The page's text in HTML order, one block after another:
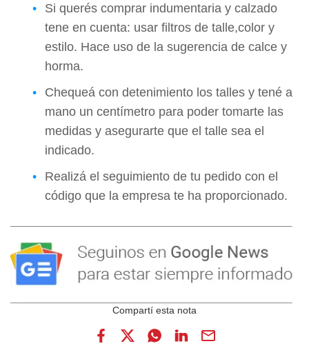
Si querés comprar indumentaria y calzado
tene en cuenta: usar filtros de talle,color y
estilo. Hace uso de la sugerencia de calce y
horma.
Chequeá con detenimiento los talles y tené a
mano un centímetro para poder tomarte las
medidas y asegurarte que el talle sea el
indicado.
Realizá el seguimiento de tu pedido con el
código que la empresa te ha proporcionado.